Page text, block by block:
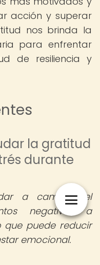
acción y superar
nos brinda la
para enfrentar
de resiliencia y
la gratitud
durante
a cambiar el
negativos a
que puede reducir
emocional.